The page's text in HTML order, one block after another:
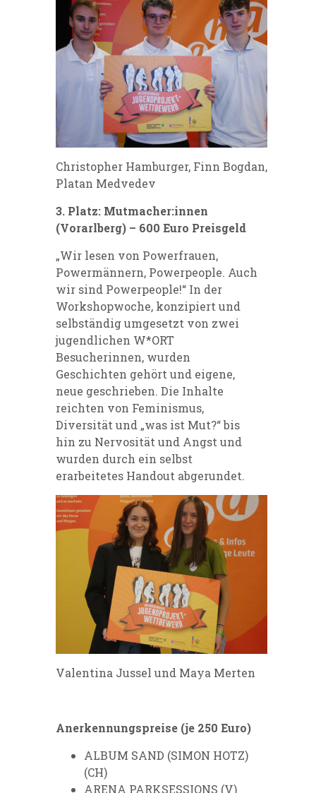
Christopher Hamburger, Finn Bogdan,
Platan Medvedev
3. Platz: Mutmacher:innen
(Vorarlberg) – 600 Euro Preisgeld
„Wir lesen von Powerfrauen,
Powermännern, Powerpeople. Auch
wir sind Powerpeople!“ In der
Workshopwoche, konzipiert und
selbständig umgesetzt von zwei
jugendlichen W*ORT
Besucherinnen, wurden
Geschichten gehört und eigene,
neue geschrieben. Die Inhalte
reichten von Feminismus,
Diversität und „was ist Mut?“ bis
hin zu Nervosität und Angst und
wurden durch ein selbst
erarbeitetes Handout abgerundet.
Valentina Jussel und Maya Merten
Anerkennungspreise (je 250 Euro)
ALBUM SAND (SIMON HOTZ)
(CH)
ARENA PARKSESSIONS (V)